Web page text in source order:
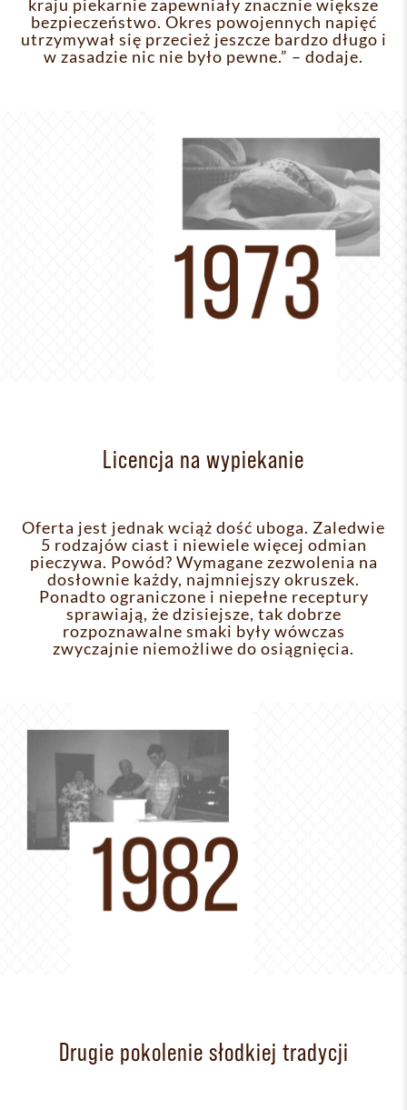
kraju piekarnie zapewniały znacznie większe
bezpieczeństwo. Okres powojennych napięć
utrzymywał się przecież jeszcze bardzo długo i
w zasadzie nic nie było pewne.” – dodaje.
Licencja na wypiekanie
Oferta jest jednak wciąż dość uboga. Zaledwie
5 rodzajów ciast i niewiele więcej odmian
pieczywa. Powód? Wymagane zezwolenia na
dosłownie każdy, najmniejszy okruszek.
Ponadto ograniczone i niepełne receptury
sprawiają, że dzisiejsze, tak dobrze
rozpoznawalne smaki były wówczas
zwyczajnie niemożliwe do osiągnięcia.
Drugie pokolenie słodkiej tradycji